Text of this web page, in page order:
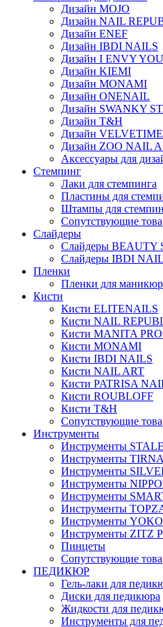
Дизайн MOJO
Дизайн NAIL
Дизайн ENEF
Дизайн IBDI NAILS
Дизайн I ENVY YOU
Дизайн KIEMI
Дизайн MONAMI
Дизайн ONENAIL
Дизайн SWANKY
Дизайн T&H
Дизайн VELVETIME
Дизайн ZOO NAIL
Аксессуары для
Стемпинг
Лаки для стемпинга
Пластины для
Штампы для
Сопутствующие
Слайдеры
Слайдеры BEAUTY
Слайдеры IBDI
Пленки
Пленки для
Кисти
Кисти ELITENAILS
Кисти NAIL
Кисти MANITA
Кисти MONAMI
Кисти IBDI NAILS
Кисти NAIL ART
Кисти PATRISA
Кисти ROUBLOFF
Кисти T&H
Сопутствующие
Инструменты
Инструменты
Инструменты
Инструменты
Инструменты
Инструменты
Инструменты
Инструменты YOKO
Инструменты ZITZ
Пинцеты
Сопутствующие
ПЕДИКЮР
Гель-лаки для
Диски для педикюра
Жидкости для
Инструменты для